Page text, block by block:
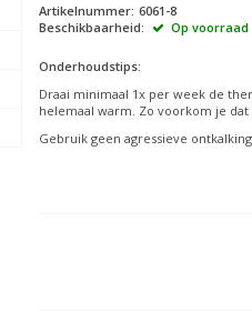
Artikelnummer: 6061-8
Beschikbaarheid:
Op voorraad
Onderhoudstips:
Draai minimaal 1x per week de
helemaal warm. Zo voorkom je
Gebruik geen agressieve